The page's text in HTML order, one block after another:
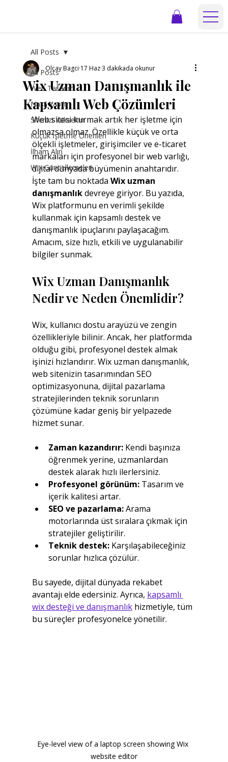
All Posts
Web Tasarım
Nasıl Yapılır
Sitenizi Yükseltin
Küçük İşletme Önerileri
İlham Alın
Wix Güncellemeleri
All Posts
Wix Uzman Danışmanlık ile
Kapsamlı Web Çözümleri
Olcay Bagci 17 Haz3 dakikada okunur
Web sitesi kurmak artık her işletme için
olmazsa olmaz. Özellikle küçük ve orta
ölçekli işletmeler, girişimciler ve e-ticaret
markaları için profesyonel bir web varlığı,
dijital dünyada büyümenin anahtarıdır.
İşte tam bu noktada Wix uzman
danışmanlık devreye giriyor. Bu yazıda,
Wix platformunu en verimli şekilde
kullanmak için kapsamlı destek ve
danışmanlık ipuçlarını paylaşacağım.
Amacım, size hızlı, etkili ve uygulanabilir
bilgiler sunmak.
Wix Uzman Danışmanlık
Nedir ve Neden Önemlidir?
Wix, kullanıcı dostu arayüzü ve zengin
özellikleriyle bilinir. Ancak, her platformda
olduğu gibi, profesyonel destek almak
işinizi hızlandırır. Wix uzman danışmanlık,
web sitenizin tasarımından SEO
optimizasyonuna, dijital pazarlama
stratejilerinden teknik sorunların
çözümüne kadar geniş bir yelpazede
hizmet sunar.
Zaman kazandırır: Kendi başınıza
öğrenmek yerine, uzmanlardan
destek alarak hızlı ilerlersiniz.
Profesyonel görünüm: Tasarım ve
içerik kalitesi artar.
SEO ve pazarlama: Arama
motorlarında üst sıralara çıkmak için
stratejiler geliştirilir.
Teknik destek: Karşılaşabileceğiniz
sorunlar hızlıca çözülür.
Bu sayede, dijital dünyada rekabet
avantajı elde edersiniz. Ayrıca, kapsamlı
wix desteği ve danışmanlık hizmetiyle, tüm
bu süreçler profesyonelce yönetilir.
Eye-level view of a laptop screen showing Wix
website editor